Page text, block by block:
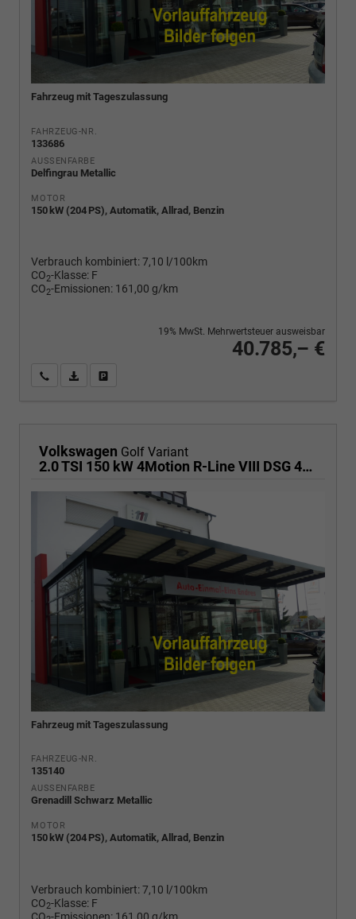
Fahrzeug mit Tageszulassung
FAHRZEUG-NR.
133686
AUSSENFARBE
Delfingrau Metallic
MOTOR
150 kW (204 PS), Automatik, Allrad, Benzin
Verbrauch kombiniert:7,10 l/100km
CO2-Klasse: F
CO2-Emissionen: 161,00 g/km
40.785,– €
19% MwSt. Mehrwertsteuer ausweisbar
Wir rufen Sie anPDF-Fahrzeugexposé drucken
Volkswagen Golf Variant
2.0 TSI 150 kW 4Motion R-Line VIII DSG 4M R-LINE, AHK, easyOpen, LED-Plus, 18-Zoll, 3 J.-Garantie
Fahrzeug mit Tageszulassung
FAHRZEUG-NR.
135140
AUSSENFARBE
Grenadill Schwarz Metallic
MOTOR
150 kW (204 PS), Automatik, Allrad, Benzin
Verbrauch kombiniert:7,10 l/100km
CO2-Klasse: F